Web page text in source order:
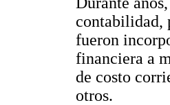
contabilidad,
fueron
financiera a
de costo
otros.